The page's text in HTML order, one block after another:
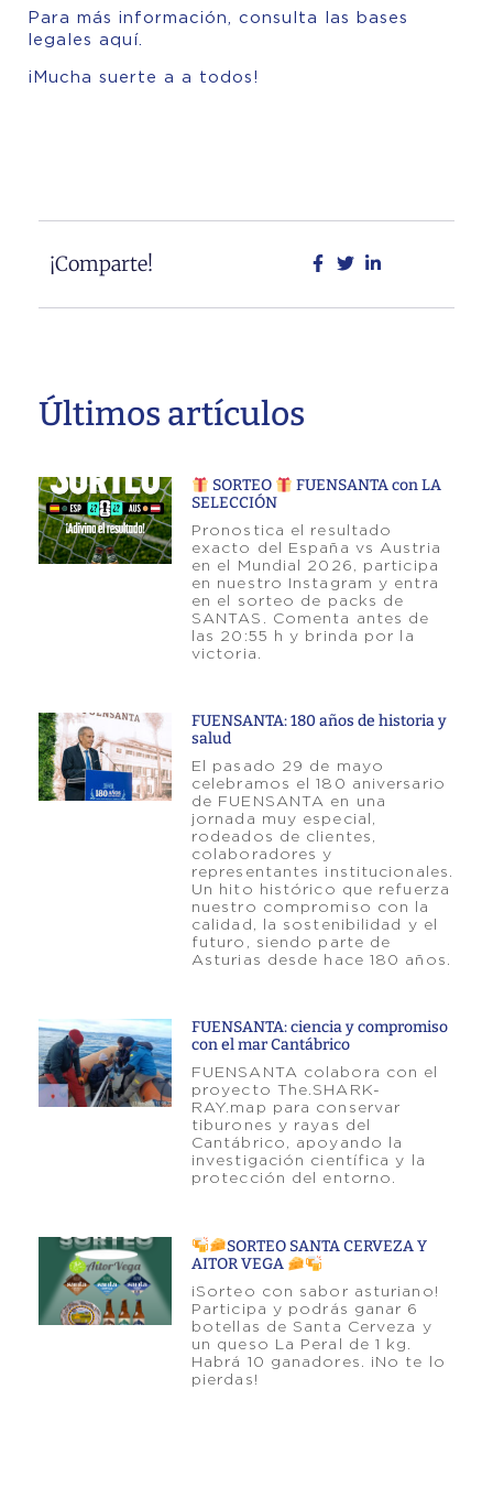
Para más información, consulta las bases
legales aquí
¡Mucha suerte a a todos!
¡Comparte!
Últimos artículos
SORTEO
FUENSANTA con LA
SELECCIÓN
Pronostica el resultado
exacto del España vs Austria
en el Mundial 2026, participa
en nuestro Instagram y entra
en el sorteo de packs de
SANTAS. Comenta antes de
las 20:55 h y brinda por la
victoria.
FUENSANTA: 180 años de historia y
salud
El pasado 29 de mayo
celebramos el 180 aniversario
de FUENSANTA en una
jornada muy especial,
rodeados de clientes,
colaboradores y
representantes institucionales.
Un hito histórico que refuerza
nuestro compromiso con la
calidad, la sostenibilidad y el
futuro, siendo parte de
Asturias desde hace 180 años.
FUENSANTA: ciencia y compromiso
con el mar Cantábrico
FUENSANTA colabora con el
proyecto The.SHARK-
RAY.map para conservar
tiburones y rayas del
Cantábrico, apoyando la
investigación científica y la
protección del entorno.
SORTEO SANTA CERVEZA Y
AITOR VEGA
¡Sorteo con sabor asturiano!
Participa y podrás ganar 6
botellas de Santa Cerveza y
un queso La Peral de 1 kg.
Habrá 10 ganadores. ¡No te lo
pierdas!